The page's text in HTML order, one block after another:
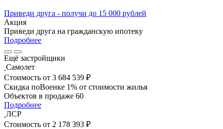
Приведи друга - получи до 15 000 рублей
Акция
Приведи друга на гражданскую ипотеку
Подробнее
Ещё застройщики
Самолет
Стоимость от 3 684 539 ₽
Скидка поВоенке 1% от стоимости жилья
Объектов в продаже 60
Подробнее
ЛСР
Стоимость от 2 178 393 ₽